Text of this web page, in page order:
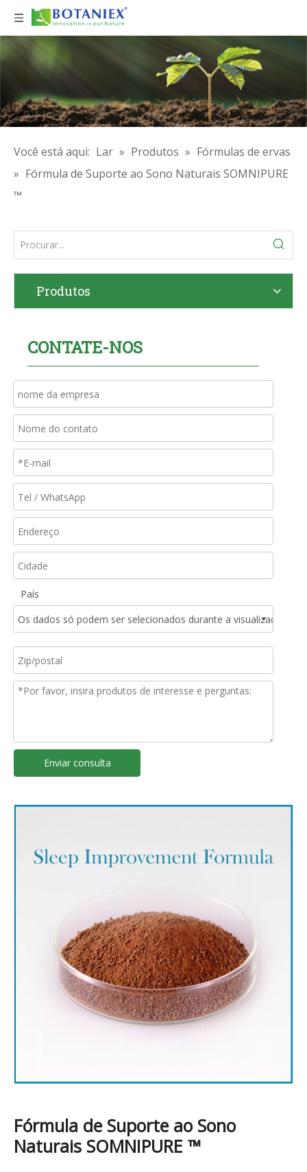
Você está aqui: Lar » Produtos » Fórmulas de ervas
» Fórmula de Suporte ao Sono Naturais SOMNIPURE
™
Produtos
CONTATE-NOS
País
Enviar consulta
Fórmula de Suporte ao Sono
Naturais SOMNIPURE ™